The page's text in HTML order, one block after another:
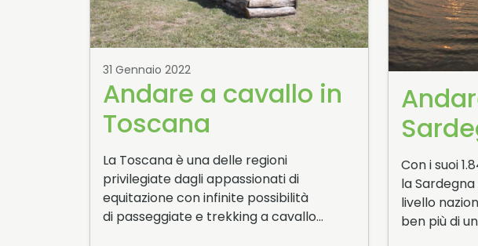
31 Gennaio 2022
Andare a cavallo in
Toscana
La Toscana è una delle regioni
privilegiate dagli appassionati di
equitazione con infinite possibilità
di passeggiate e trekking a cavallo…
Con i suoi
la
livello
ben più di